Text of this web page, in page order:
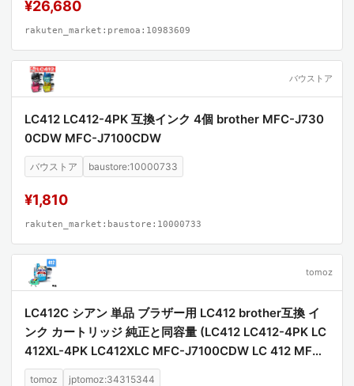
¥26,680
rakuten_market:premoa:10983609
バウストア
LC412 LC412-4PK 互換インク 4個 brother MFC-J730
0CDW MFC-J7100CDW
バウストア baustore:10000733
¥1,810
rakuten_market:baustore:10000733
tomoz
LC412C シアン 単品 ブラザー用 LC412 brother互換 イ
ンク カートリッジ 純正と同容量 (LC412 LC412-4PK LC
412XL-4PK LC412XLC MFC-J7100CDW LC 412 MFC-
J7300CDW MFCJ7100CDW MFCJ7300CDW)
tomoz jptomoz:34315344